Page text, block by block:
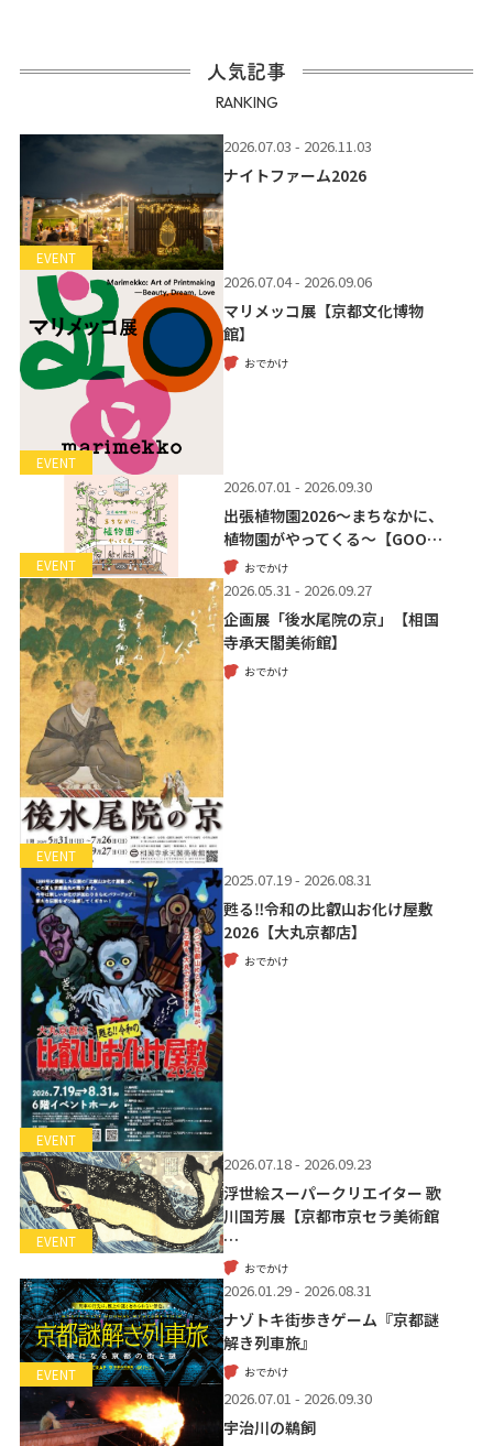
人気記事
RANKING
EVENT
2026.07.03 - 2026.11.03
ナイトファーム2026
EVENT
2026.07.04 - 2026.09.06
マリメッコ展【京都文化博物
館】
おでかけ
EVENT
2026.07.01 - 2026.09.30
出張植物園2026～まちなかに、
植物園がやってくる～【GOO…
おでかけ
EVENT
2026.05.31 - 2026.09.27
企画展「後水尾院の京」【相国
寺承天閣美術館】
おでかけ
EVENT
2025.07.19 - 2026.08.31
甦る‼令和の比叡山お化け屋敷
2026【大丸京都店】
おでかけ
EVENT
2026.07.18 - 2026.09.23
浮世絵スーパークリエイター 歌
川国芳展【京都市京セラ美術館
…
おでかけ
EVENT
2026.01.29 - 2026.08.31
ナゾトキ街歩きゲーム『京都謎
解き列車旅』
おでかけ
2026.07.01 - 2026.09.30
宇治川の鵜飼